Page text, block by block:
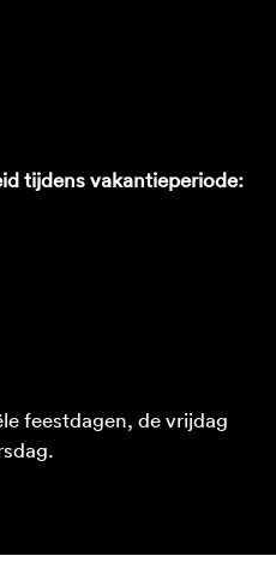
tijdens vakantieperiode:
feestdagen, de vrijdag